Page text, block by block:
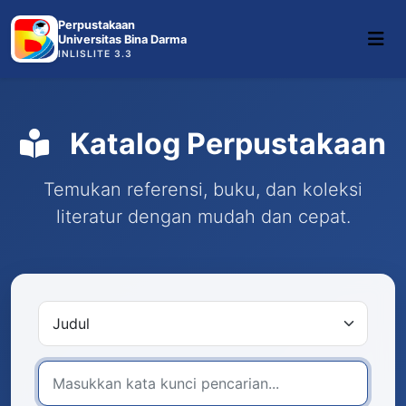
Perpustakaan
Universitas Bina Darma
INLISLITE 3.3
Katalog Perpustakaan
Temukan referensi, buku, dan koleksi
literatur dengan mudah dan cepat.